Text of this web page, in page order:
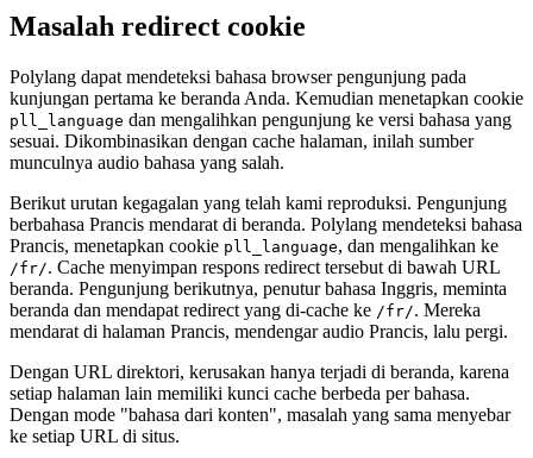
Masalah redirect cookie
Polylang dapat mendeteksi bahasa browser pengunjung pada
kunjungan pertama ke beranda Anda. Kemudian menetapkan cookie
pll_language dan mengalihkan pengunjung ke versi bahasa yang
sesuai. Dikombinasikan dengan cache halaman, inilah sumber
munculnya audio bahasa yang salah.
Berikut urutan kegagalan yang telah kami reproduksi. Pengunjung
berbahasa Prancis mendarat di beranda. Polylang mendeteksi bahasa
Prancis, menetapkan cookie pll_language, dan mengalihkan ke
/fr/. Cache menyimpan respons redirect tersebut di bawah URL
beranda. Pengunjung berikutnya, penutur bahasa Inggris, meminta
beranda dan mendapat redirect yang di-cache ke /fr/. Mereka
mendarat di halaman Prancis, mendengar audio Prancis, lalu pergi.
Dengan URL direktori, kerusakan hanya terjadi di beranda, karena
setiap halaman lain memiliki kunci cache berbeda per bahasa.
Dengan mode "bahasa dari konten", masalah yang sama menyebar
ke setiap URL di situs.